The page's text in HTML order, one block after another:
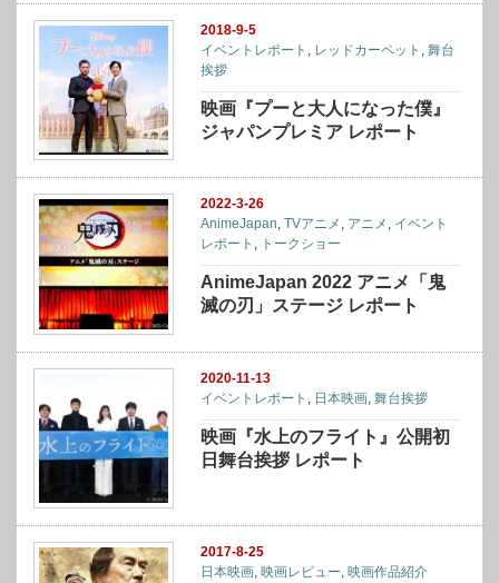
2018-9-5
イベントレポート
レッドカーペット ,舞台
挨拶
映画『プーと大人になった僕』
ジャパンプレミア レポート
2022-3-26
AnimeJapan,TVアニメ , アニメ , イベント
レポート , トークショー
AnimeJapan 2022 アニメ「鬼
滅の刃」ステージ レポート
2020-11-13
イベントレポート
日本映画 ,舞台挨拶
映画『水上のフライト』公開初
日舞台挨拶 レポート
2017-8-25
日本映画,映画レビュー,映画作品紹介